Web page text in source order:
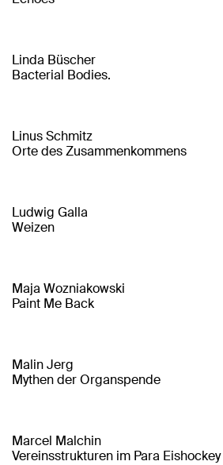
Linda Büscher
Bacterial Bodies.
Linus Schmitz
Orte des Zusammenkommens
Ludwig Galla
Weizen
Maja Wozniakowski
Paint Me Back
Malin Jerg
Mythen der Organspende
Marcel Malchin
Vereinsstrukturen im Para Eishockey